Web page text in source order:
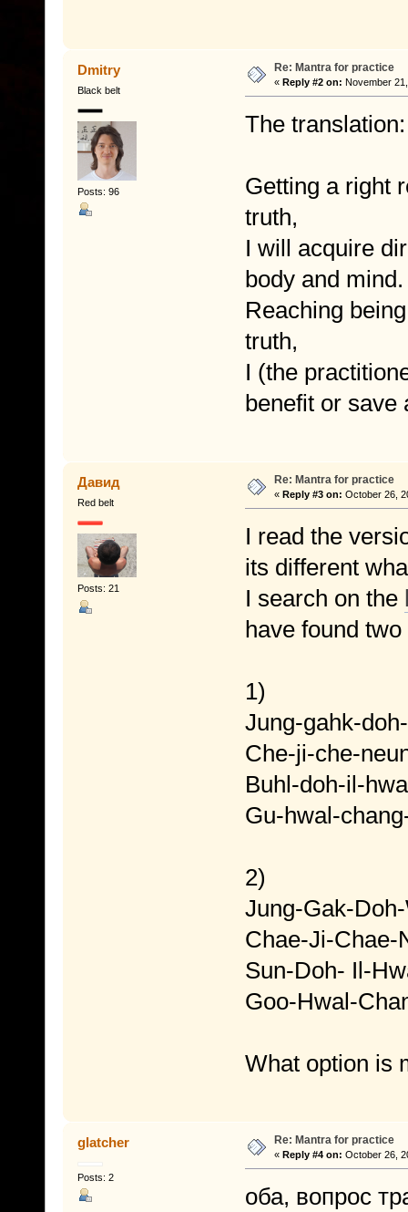
Dmitry
Black belt
Posts: 96
Re: Mantra for practice
« Reply #2 on: November
The translation:
Getting a right
truth,
I will acquire
body and mind.
Reaching
truth,
I (the
benefit or save
Давид
Red belt
Posts: 21
Re: Mantra for practice
« Reply #3 on: October 26,
I read the
its different
I search on the
have found
1)
Jung-gahk-
Che-ji-che-
Buhl-doh-il-hwa
Gu-hwal-
2)
Jung-Gak-
Chae-Ji-Chae-
Sun-Doh- Il-
Goo-Hwal-
What option is
glatcher
Posts: 2
Re: Mantra for practice
« Reply #4 on: October 26,
оба, вопрос